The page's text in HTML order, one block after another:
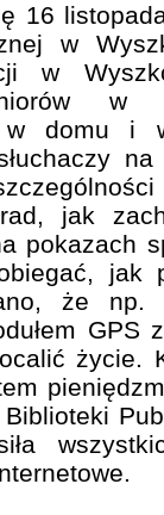
16
w
w
w
w domu i
jak
pokazach
że np.
życie.